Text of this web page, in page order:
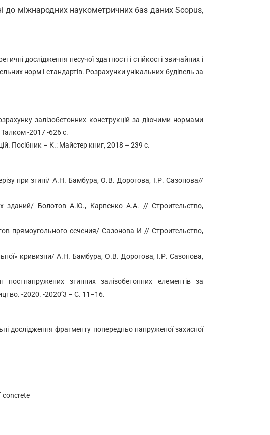
до міжнародних наукометричних баз даних Scopus,
дослідження несучої здатності і стійкості звичайних і
норм і стандартів. Розрахунки унікальних будівель за
залізобетонних конструкцій за діючими нормами
-2017 -626 с.
Посібник – К.: Майстер книг, 2018 – 239 с.
при згині/ А.Н. Бамбура, О.В. Дорогова, І.Р. Сазонова//
зданий/ Болотов А.Ю., Карпенко А.А. // Строительство,
прямоугольного сечения/ Сазонова И // Строительство,
кривизни/ А.Н. Бамбура, О.В. Дорогова, І.Р. Сазонова,
згинних залізобетонних елементів за
-2020. -2020’3 – С. 11–16.
фрагменту попередньо напруженої захисної
concrete